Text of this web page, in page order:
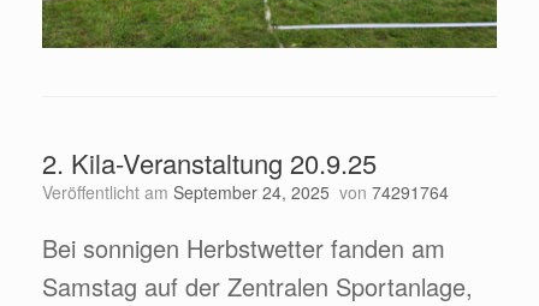
2. Kila-Veranstaltung 20.9.25
Veröffentlicht am September 24, 2025 von 74291764
Bei sonnigen Herbstwetter fanden am
Samstag auf der Zentralen Sportanlage,